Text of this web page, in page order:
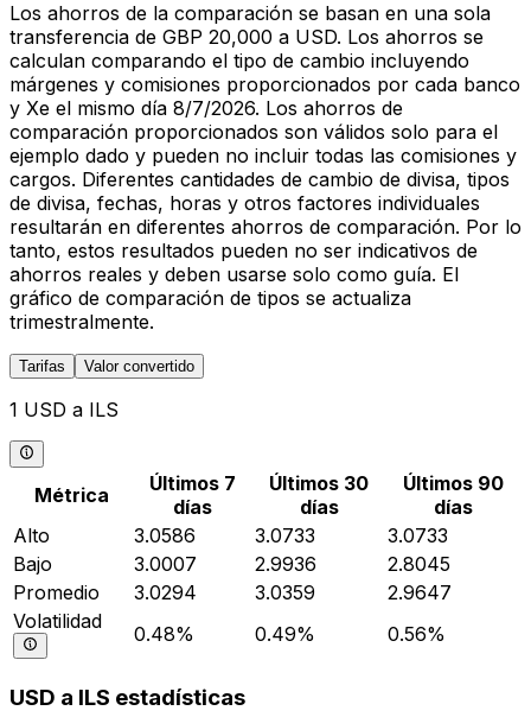
Los ahorros de la comparación se basan en una sola
transferencia de GBP 20,000 a USD. Los ahorros se
calculan comparando el tipo de cambio incluyendo
márgenes y comisiones proporcionados por cada banco
y Xe el mismo día 8/7/2026. Los ahorros de
comparación proporcionados son válidos solo para el
ejemplo dado y pueden no incluir todas las comisiones y
cargos. Diferentes cantidades de cambio de divisa, tipos
de divisa, fechas, horas y otros factores individuales
resultarán en diferentes ahorros de comparación. Por lo
tanto, estos resultados pueden no ser indicativos de
ahorros reales y deben usarse solo como guía. El
gráfico de comparación de tipos se actualiza
trimestralmente.
Tarifas Valor convertido
1 USD a ILS
Métrica
Últimos 7
días
Últimos 30
días
Últimos 90
días
Alto
3.0586 3.0733
3.0733
Bajo
3.0007 2.9936
2.8045
Promedio
3.0294 3.0359
2.9647
Volatilidad
0.48% 0.49% 0.56%
USD a ILS estadísticas